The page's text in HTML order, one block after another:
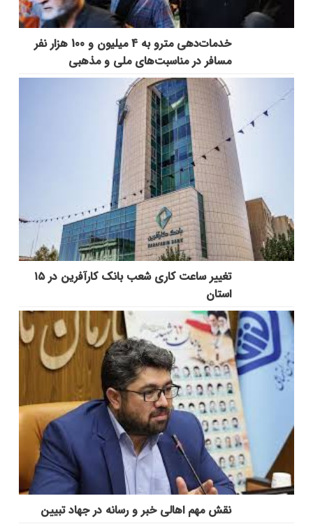
خدمات‌دهي مترو به 4 ميليون و 100 هزار نفر
مسافر در مناسبت‌هاي ملي و مذهبي
تغییر ساعت کاری شعب بانک کارآفرین در ۱۵
استان
نقش مهم اهالی خبر و رسانه در جهاد تبیین